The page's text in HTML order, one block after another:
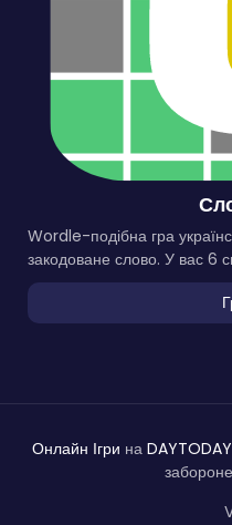
Wordle-подібна гра
закодоване слово. У вас 6
Онлайн Ігри на DAYTODAY